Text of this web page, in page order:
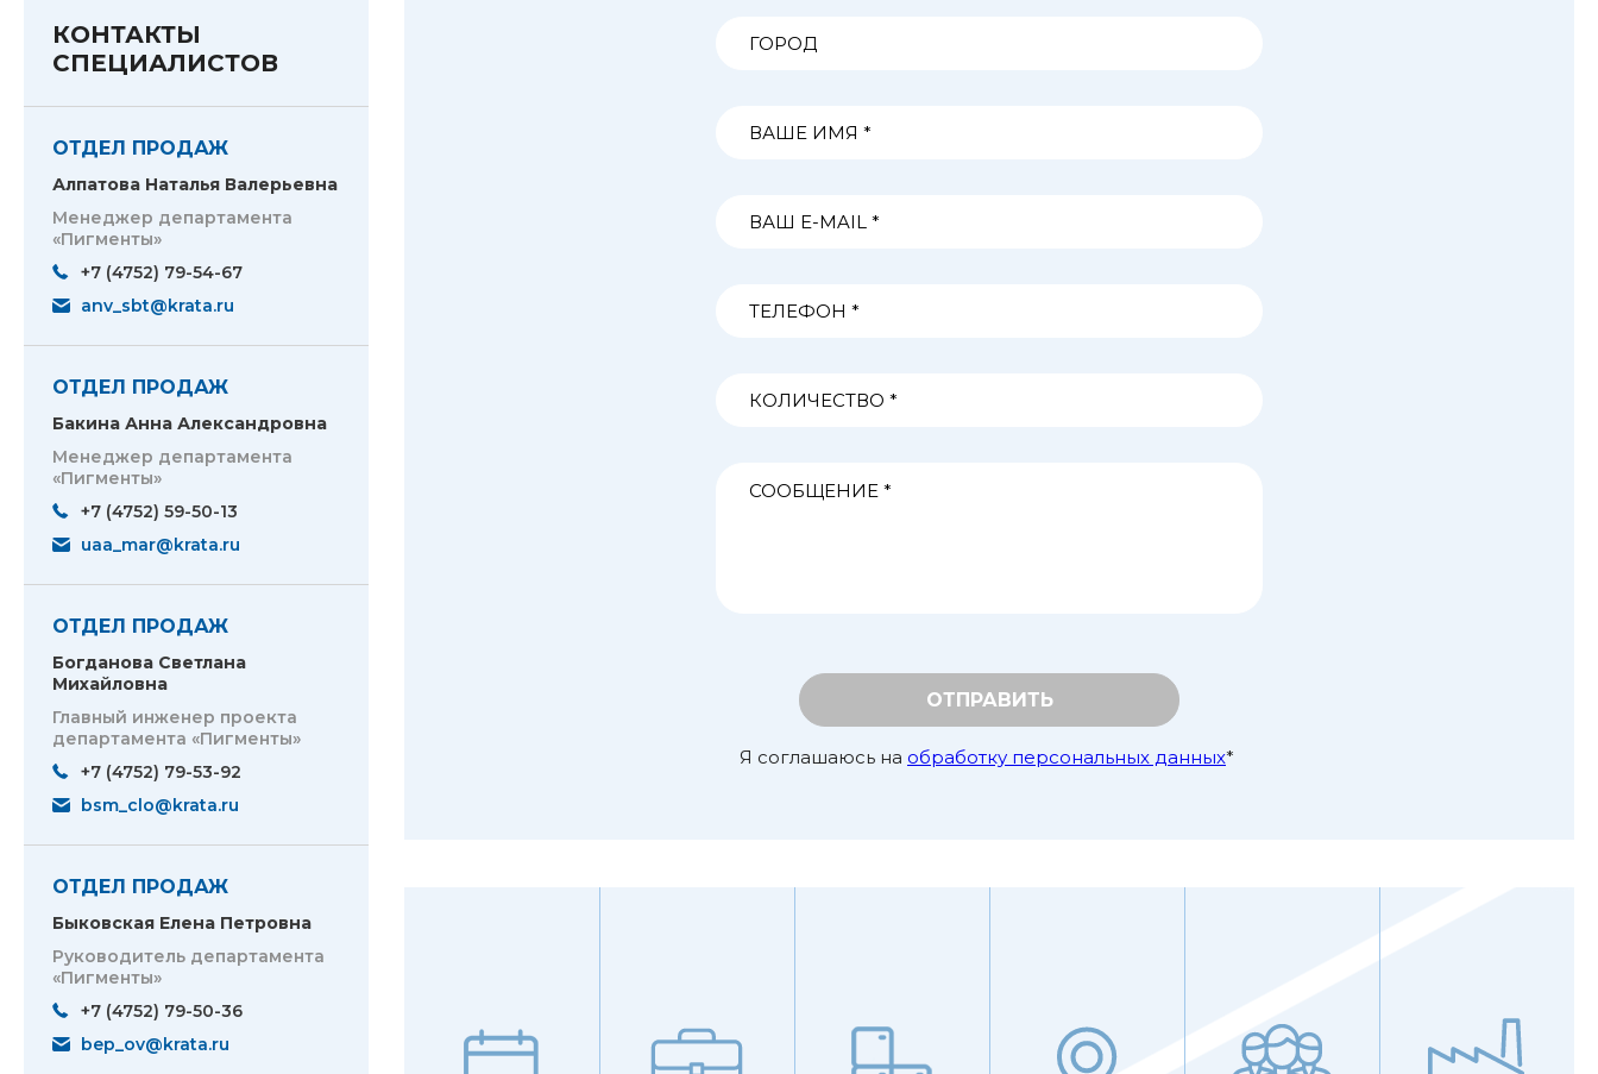
КОНТАКТЫ
СПЕЦИАЛИСТОВ
ОТДЕЛ ПРОДАЖ
Алпатова Наталья Валерьевна
Менеджер департамента
«Пигменты»
+7 (4752) 79-54-67
anv_sbt@krata.ru
ОТДЕЛ ПРОДАЖ
Бакина Анна Александровна
Менеджер департамента
«Пигменты»
+7 (4752) 59-50-13
uaa_mar@krata.ru
ОТДЕЛ ПРОДАЖ
Богданова Светлана
Михайловна
Главный инженер проекта
департамента «Пигменты»
+7 (4752) 79-53-92
bsm_clo@krata.ru
ОТДЕЛ ПРОДАЖ
Быковская Елена Петровна
Руководитель департамента
«Пигменты»
+7 (4752) 79-50-36
bep_ov@krata.ru
ОТПРАВИТЬ
Я соглашаюсь на обработку персональных данных*